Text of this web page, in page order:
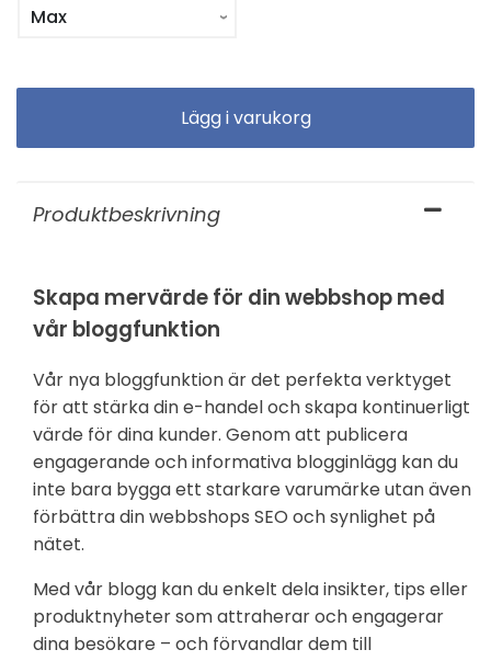
Produktbeskrivning
Skapa mervärde för din webbshop med
vår bloggfunktion
Vår nya bloggfunktion är det perfekta verktyget
för att stärka din e-handel och skapa kontinuerligt
värde för dina kunder. Genom att publicera
engagerande och informativa blogginlägg kan du
inte bara bygga ett starkare varumärke utan även
förbättra din webbshops SEO och synlighet på
nätet.
Med vår blogg kan du enkelt dela insikter, tips eller
produktnyheter som attraherar och engagerar
dina besökare – och förvandlar dem till